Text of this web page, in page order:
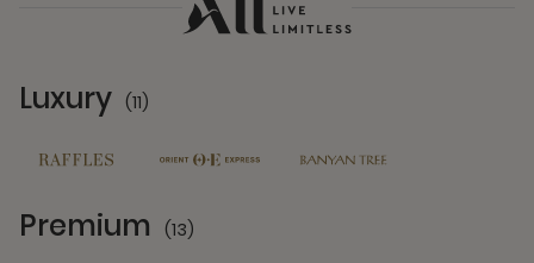
Luxury (11)
Premium (13)